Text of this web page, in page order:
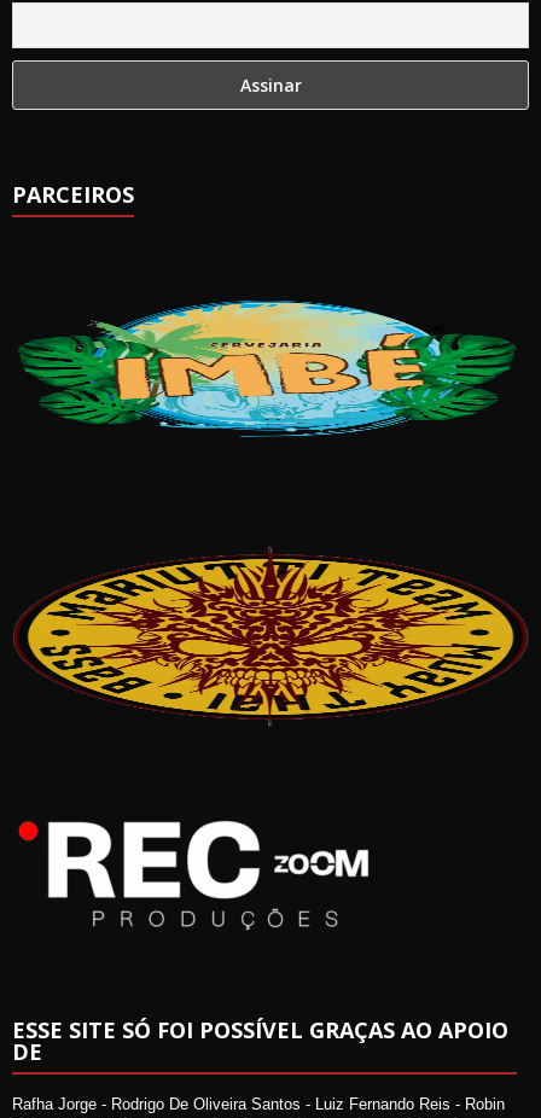
PARCEIROS
ESSE SITE SÓ FOI POSSÍVEL GRAÇAS AO APOIO
DE
Rafha Jorge - Rodrigo De Oliveira Santos - Luiz Fernando Reis - Robin